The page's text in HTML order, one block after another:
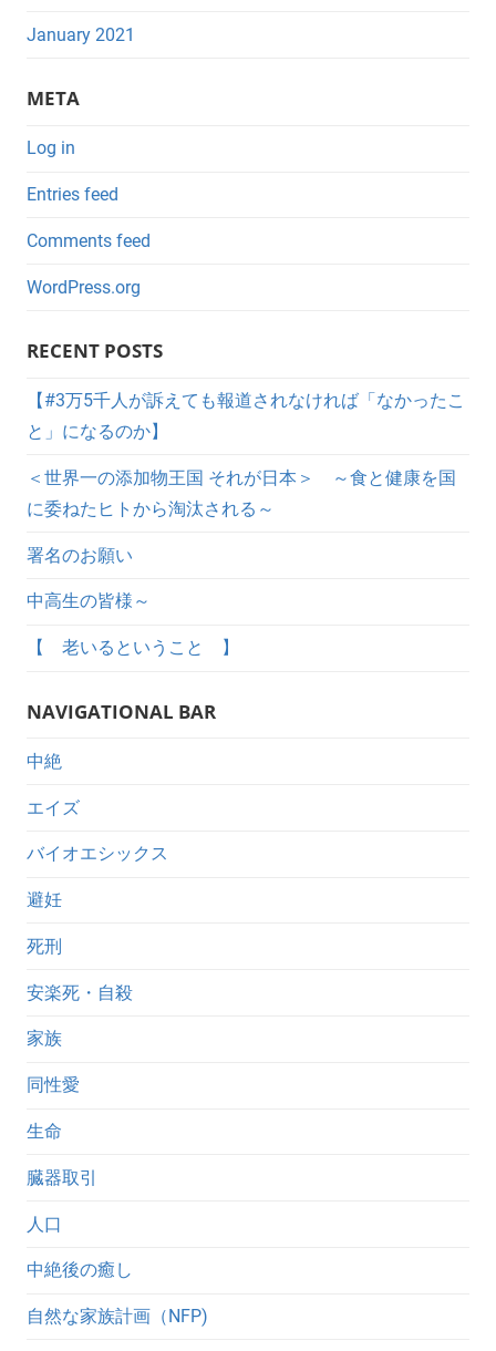
January 2021
META
Log in
Entries feed
Comments feed
WordPress.org
RECENT POSTS
【#3万5千人が訴えても報道されなければ「なかったこ
と」になるのか】
＜世界一の添加物王国 それが日本＞ ～食と健康を国
に委ねたヒトから淘汰される～
署名のお願い
中高生の皆様～
【 老いるということ 】
NAVIGATIONAL BAR
中絶
エイズ
バイオエシックス
避妊
死刑
安楽死・自殺
家族
同性愛
生命
臓器取引
人口
中絶後の癒し
自然な家族計画（NFP)